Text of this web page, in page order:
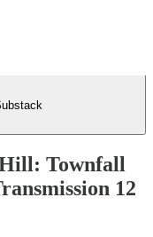
Townfall
12